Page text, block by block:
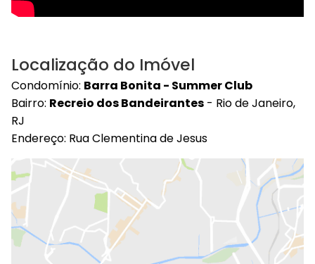
Localização do Imóvel
Condomínio: Barra Bonita - Summer Club
Bairro: Recreio dos Bandeirantes - Rio de Janeiro,
RJ
Endereço: Rua Clementina de Jesus